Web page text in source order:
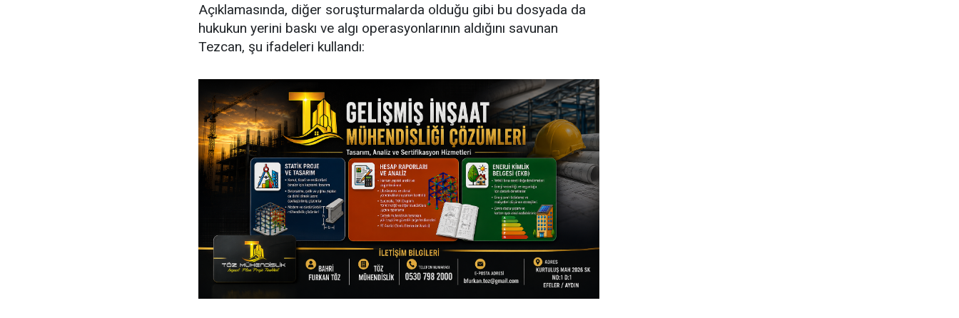
Açıklamasında, diğer soruşturmalarda olduğu gibi bu dosyada da
hukukun yerini baskı ve algı operasyonlarının aldığını savunan
Tezcan, şu ifadeleri kullandı: